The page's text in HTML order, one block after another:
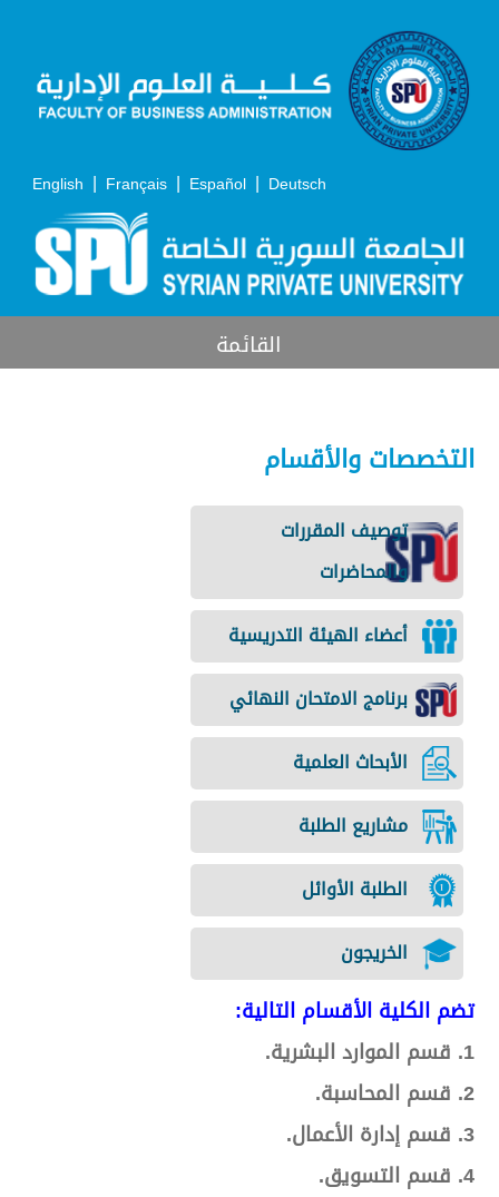
English | Français | Español | Deutsch
القائمة
التخصصات والأقسام
توصيف المقررات
والمحاضرات
أعضاء الهيئة التدريسية
برنامج الامتحان النهائي
الأبحاث العلمية
مشاريع الطلبة
الطلبة الأوائل
الخريجون
تضم الكلية الأقسام التالية:
1. قسم الموارد البشرية.
2. قسم المحاسبة.
3. قسم إدارة الأعمال.
4. قسم التسويق.